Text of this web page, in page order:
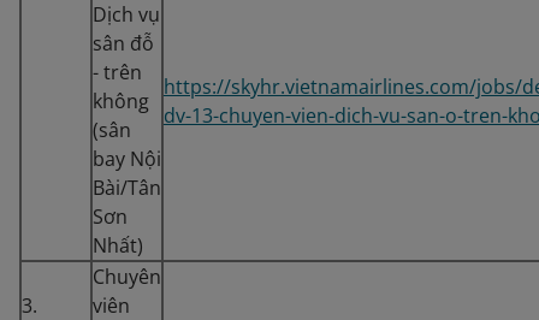
Dịch vụ
sân đỗ
- trên
không
(sân
bay Nội
Bài/Tân
Sơn
Nhất)
https://skyhr.vietnamairlines.com/jobs/
dv-13-chuyen-vien-dich-vu-san-o-tren-
3.
Chuyên
viên